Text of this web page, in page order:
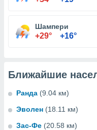
Шампери
+29° +16°
Ближайшие
Ранда (9.04 км)
Эволен (18.11 км)
Зас-Фе (20.58 км)